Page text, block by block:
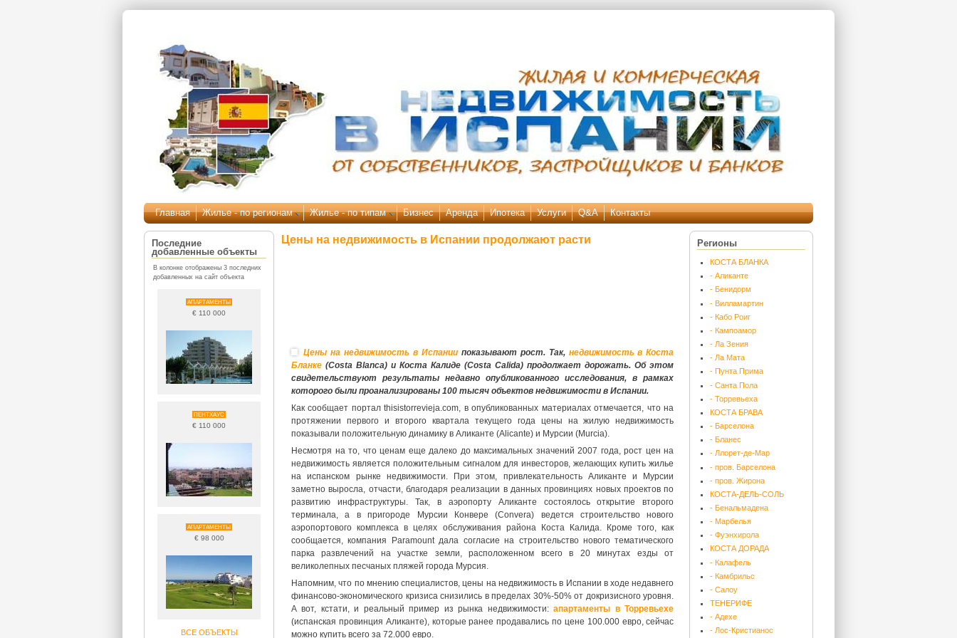
Перейти к основному содержанию
Главная Жилье - по регионам Жилье - по типам Бизнес Аренда Ипотека Услуги Q&A Контакты
Последние
добавленные объекты
В колонке отображены 3 последних
добавленных на сайт объекта
АПАРТАМЕНТЫ
€ 110 000
ПЕНТХАУС
€ 110 000
АПАРТАМЕНТЫ
€ 98 000
ВСЕ ОБЪЕКТЫ
Цены на недвижимость в Испании продолжают расти
Цены на недвижимость в Испаниипоказывают рост. Так, недвижимость в Коста
Бланке (Costa Blanca) и Коста Калиде (Costa Calida) продолжает дорожать. Об этом
свидетельствуют результаты недавно опубликованного исследования, в рамках
которого были проанализированы 100 тысяч объектов недвижимости в Испании.
Как сообщает портал thisistorrevieja.com, в опубликованных материалах отмечается, что на
протяжении первого и второго квартала текущего года цены на жилую недвижимость
показывали положительную динамику в Аликанте (Alicante) и Мурсии (Murcia).
Несмотря на то, что ценам еще далеко до максимальных значений 2007 года, рост цен на
недвижимость является положительным сигналом для инвесторов, желающих купить жилье
на испанском рынке недвижимости. При этом, привлекательность Аликанте и Мурсии
заметно выросла, отчасти, благодаря реализации в данных провинциях новых проектов по
развитию инфраструктуры. Так, в аэропорту Аликанте состоялось открытие второго
терминала, а в пригороде Мурсии Конвере (Convera) ведется строительство нового
аэропортового комплекса в целях обслуживания района Коста Калида. Кроме того, как
сообщается, компания Paramount дала согласие на строительство нового тематического
парка развлечений на участке земли, расположенном всего в 20 минутах езды от
великолепных песчаных пляжей города Мурсия.
Напомним, что по мнению специалистов, цены на недвижимость в Испании в ходе недавнего
финансово-экономического кризиса снизились в пределах 30%-50% от докризисного уровня.
А вот, кстати, и реальный пример из рынка недвижимости:апартаменты в Торревьехе
(испанская провинция Аликанте), которые ранее продавались по цене 100.000 евро, сейчас
можно купить всего за 72.000 евро.
Регионы
КОСТА БЛАНКА
- Аликанте
- Бенидорм
- Вилламартин
- Кабо Роиг
- Кампоамор
- Ла Зения
- Ла Мата
- Пунта Прима
- Санта Пола
- Торревьеха
КОСТА БРАВА
- Барселона
- Бланес
- Ллорет-де-Мар
- пров. Барселона
- пров. Жирона
КОСТА-ДЕЛЬ-СОЛЬ
- Бенальмадена
- Марбелья
- Фуэнхирола
КОСТА ДОРАДА
- Калафель
- Камбрильс
- Салоу
ТЕНЕРИФЕ
- Адехе
- Лос-Кристианос